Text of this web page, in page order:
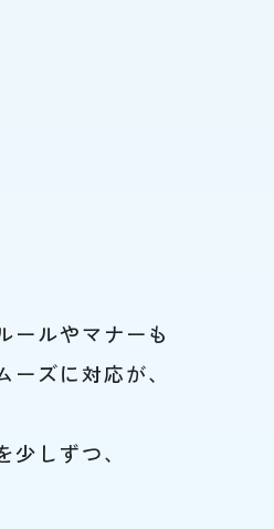
ールやマナーも
ズに対応が、
しずつ、